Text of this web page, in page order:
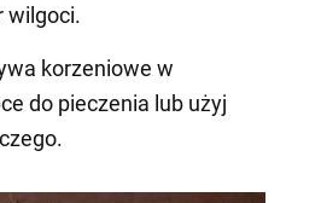
wilgoci.
korzeniowe w
do pieczenia lub użyj